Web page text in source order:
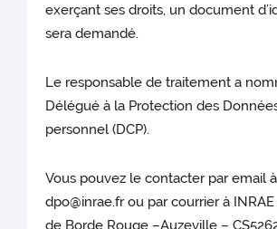
exerçant ses droits, un document
sera demandé.
Le responsable de traitement a
Délégué à la Protection des
personnel (DCP).
Vous pouvez le contacter par email
dpo@inrae.fr ou par courrier à
de Borde Rouge –Auzeville –